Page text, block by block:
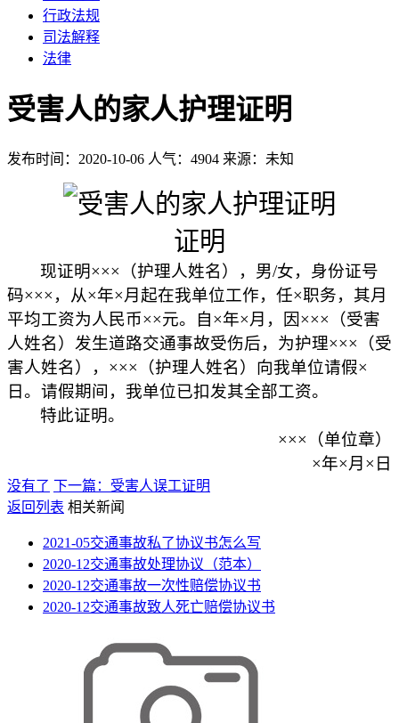
行政法规
司法解释
法律
受害人的家人护理证明
发布时间：2020-10-06 人气：4904 来源：未知
证明
现证明×××（护理人姓名），男/女，身份证号
码×××，从×年×月起在我单位工作，任×职务，其月
平均工资为人民币××元。自×年×月，因×××（受害
人姓名）发生道路交通事故受伤后，为护理×××（受
害人姓名），×××（护理人姓名）向我单位请假×
日。请假期间，我单位已扣发其全部工资。
特此证明。
×××（单位章）
×年×月×日
没有了 下一篇：受害人误工证明
返回列表 相关新闻
2021-05交通事故私了协议书怎么写
2020-12交通事故处理协议（范本）
2020-12交通事故一次性赔偿协议书
2020-12交通事故致人死亡赔偿协议书